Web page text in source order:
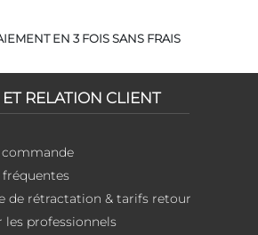
EN 3 FOIS SANS FRAIS
ET RELATION CLIENT
commande
de rétractation & tarifs retour
les professionnels